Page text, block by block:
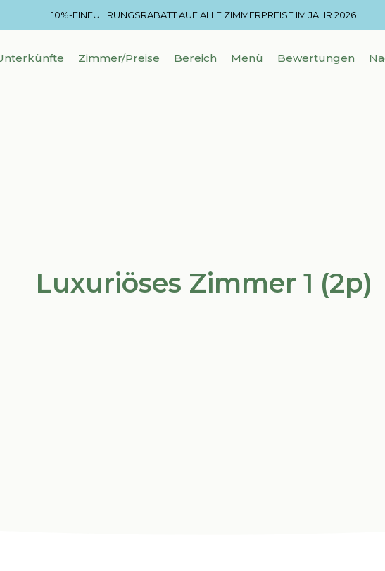
10%-EINFÜHRUNGSRABATT AUF ALLE ZIMMERPREISE IM JAHR 2026
Zimmer/Preise Bereich Menü Bewertungen
Luxuriöses Zimmer 1 (2p)